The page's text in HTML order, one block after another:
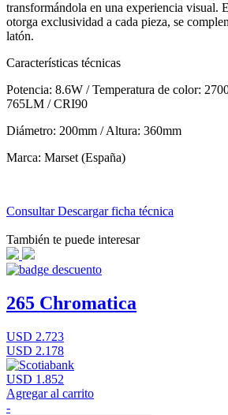
transformándola en una experiencia visual.
otorga exclusividad a cada pieza, se
latón.
Características técnicas
Potencia: 8.6W / Temperatura de color:
765LM / CRI90
Diámetro: 200mm / Altura: 360mm
Marca: Marset (España)
ConsultarDescargar ficha técnica
También te puede interesar
265 Chromatica
USD 2.723
USD 2.178
USD 1.852
Agregar al carrito
-